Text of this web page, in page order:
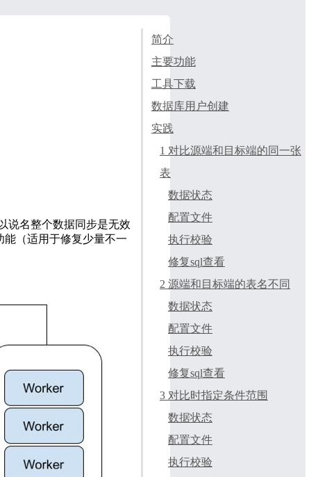
说名整个数据同步是无效
能（适用于修复少量不一
简介
主要功能
工具下载
数据库用户创建
实践
1 对比源端和目标端的同一张
表
数据状态
配置文件
执行校验
修复sql查看
2 源端和目标端的表名不同
数据状态
配置文件
执行校验
修复sql查看
3 对比时指定条件范围
数据状态
配置文件
执行校验